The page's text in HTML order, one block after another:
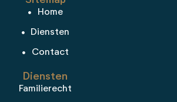
Home
Diensten
Contact
Diensten
Familierecht